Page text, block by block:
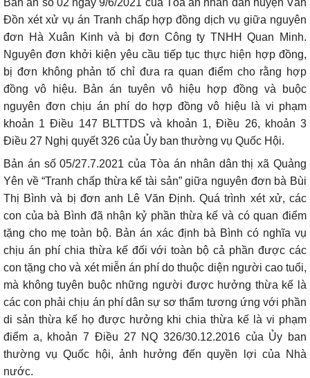
Bản án số 02 ngày 9/6/2021 của Tòa án nhân dân huyện Vân
Đồn xét xử vụ án Tranh chấp hợp đồng dịch vụ giữa nguyên
đơn Hà Xuân Kinh và bị đơn Công ty TNHH Quan Minh.
Nguyên đơn khởi kiện yêu cầu tiếp tục thực hiện hợp đồng,
bị đơn không phản tố chỉ đưa ra quan điểm cho rằng hợp
đồng vô hiệu. Bản án tuyên vô hiệu hợp đồng và buộc
nguyên đơn chịu án phí do hợp đồng vô hiệu là vi phạm
khoản 1 Điều 147 BLTTDS và khoản 1, Điều 26, khoản 3
Điều 27 Nghị quyết 326 của Ủy ban thường vụ Quốc Hội.
Bản án số 05/27.7.2021 của Tòa án nhân dân thị xã Quảng
Yên về “Tranh chấp thừa kế tài sản” giữa nguyên đơn bà Bùi
Thị Bình và bị đơn anh Lê Văn Định. Quá trình xét xử, các
con của bà Bình đã nhận kỷ phần thừa kế và có quan điểm
tặng cho mẹ toàn bộ. Bản án xác định bà Bình có nghĩa vụ
chịu án phí chia thừa kế đối với toàn bộ cả phần được các
con tặng cho và xét miễn án phí do thuộc diện người cao tuổi,
mà không tuyên buộc những người được hưởng thừa kế là
các con phải chịu án phí dân sự sơ thẩm tương ứng với phần
di sản thừa kế họ được hưởng khi chia thừa kế là vi phạm
điểm a, khoản 7 Điều 27 NQ 326/30.12.2016 của Ủy ban
thường vụ Quốc hội, ảnh hưởng đến quyền lợi của Nhà
nước.